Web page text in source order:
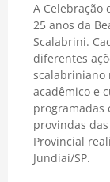
A Celebração
25 anos da
Scalabrini.
diferentes
scalabriniano
acadêmico e
programadas
provindas
Provincial
Jundiaí/SP.